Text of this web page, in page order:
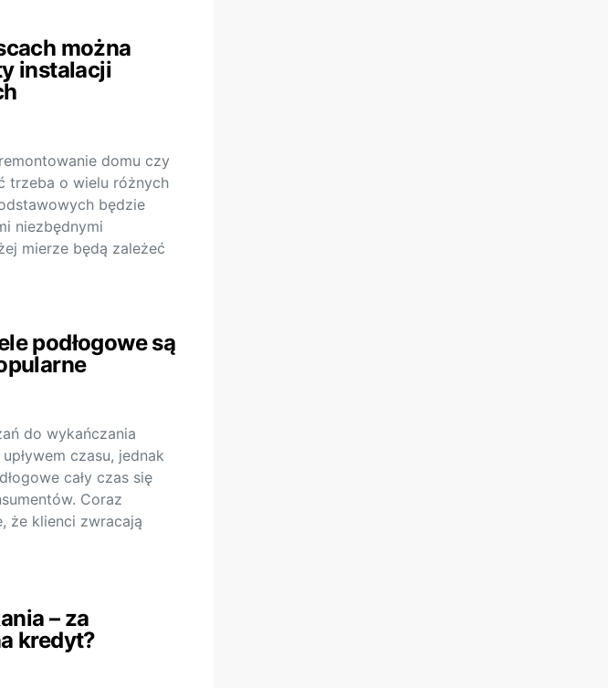
można
instalacji
domu czy
trzeba o wielu różnych
będzie
niezbędnymi
mierze będą zależeć
podłogowe są
do wykańczania
czasu, jednak
cały czas się
Coraz
że klienci zwracają
– za
kredyt?